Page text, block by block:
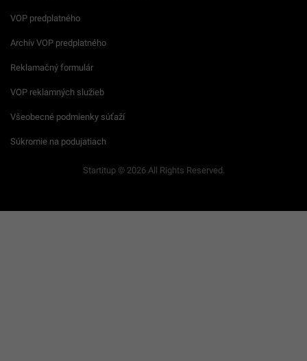
VOP predplatného
Archív VOP predplatného
Reklamačný formulár
VOP reklamných služieb
Všeobecné podmienky súťaží
Súkromie na podujatiach
Startitup © 2026 All Rights Reserved.